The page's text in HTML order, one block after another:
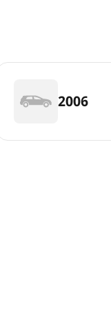
2006